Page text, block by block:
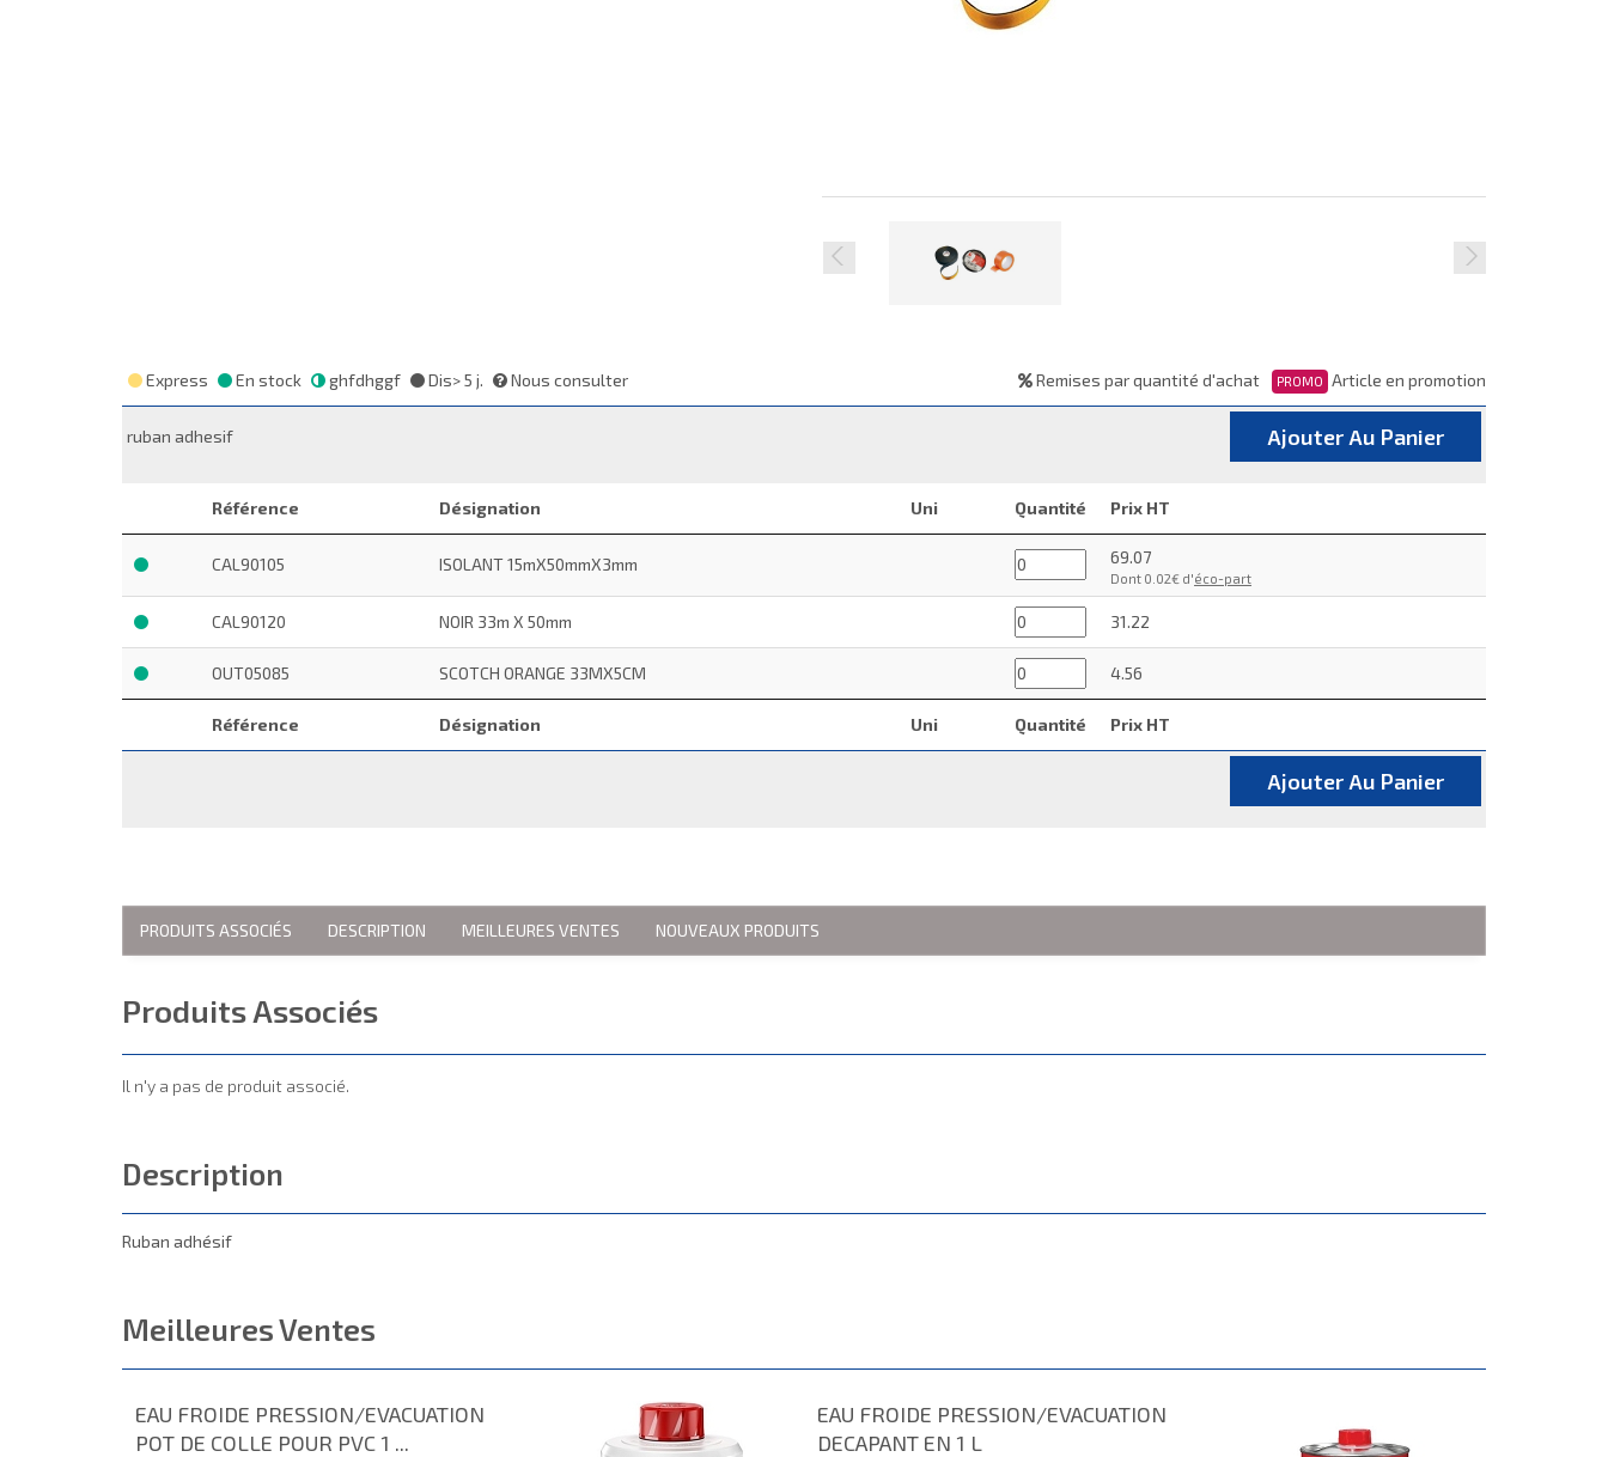
Express En stock ghfdhggf Dis> 5 j. Nous consulter Remises par quantité d'achat PROMO Article en promotion
ruban adhesif Ajouter Au Panier
Référence Désignation Uni Quantité Prix HT
Référence Désignation Uni Quantité Prix HT
CAL90105 ISOLANT 15mX50mmX3mm 69.07
Dont 0.02€ d'éco-part
CAL90120 NOIR 33m X 50mm 31.22
OUT05085 SCOTCH ORANGE 33MX5CM 4.56
Ajouter Au Panier
PRODUITS ASSOCIÉS DESCRIPTION MEILLEURES VENTES NOUVEAUX PRODUITS
Produits Associés
Il n'y a pas de produit associé.
Description
Ruban adhésif
Meilleures Ventes
EAU FROIDE PRESSION/EVACUATION
POT DE COLLE POUR PVC 1 ...
EAU FROIDE PRESSION/EVACUATION
DECAPANT EN 1 L